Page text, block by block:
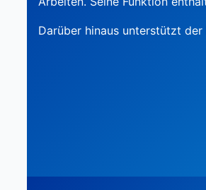
Darüber hinaus unterstützt